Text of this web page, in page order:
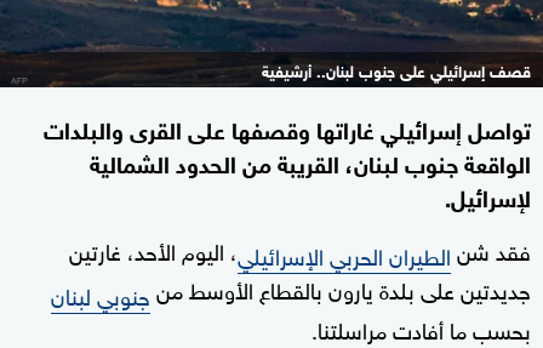
قصف إسرائيلي على جنوب لبنان.. أرشيفية
تواصل إسرائيلي غاراتها وقصفها على القرى والبلدات
الواقعة جنوب لبنان، القريبة من الحدود الشمالية
لإسرائيل.
فقد شنالطيران الحربي الإسرائيلي، اليوم الأحد، غارتين
جديدتين على بلدة يارون بالقطاع الأوسط منجنوبي لبنان
بحسب ما أفادت مراسلتنا.